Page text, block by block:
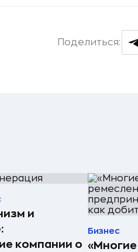
Поделиться:
и
компании о
Бизнес